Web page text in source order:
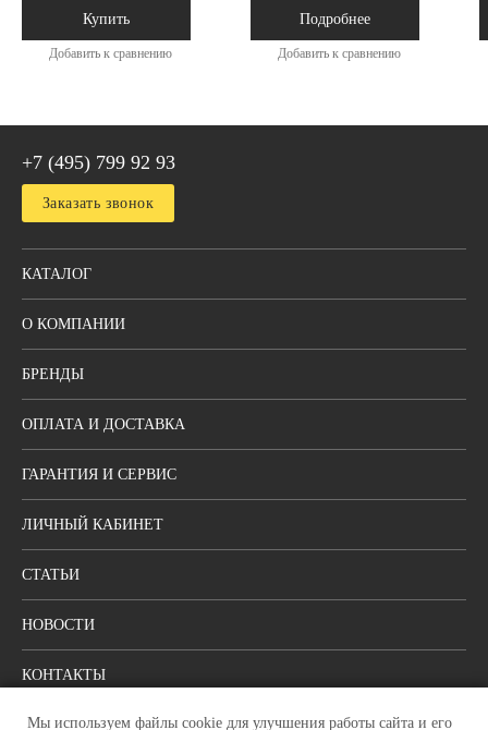
В наличииКупить
Добавить к сравнению
Под заказ
Подробнее
Добавить к сравнению
+7 (495) 799 92 93
Заказать звонок
КАТАЛОГ
О КОМПАНИИ
БРЕНДЫ
ОПЛАТА И ДОСТАВКА
ГАРАНТИЯ И СЕРВИС
ЛИЧНЫЙ КАБИНЕТ
СТАТЬИ
НОВОСТИ
КОНТАКТЫ
ПОЛИТИКА КОНФИДЕНЦИАЛЬНОСТИ
Мы используем файлы cookie для улучшения работы сайта и его